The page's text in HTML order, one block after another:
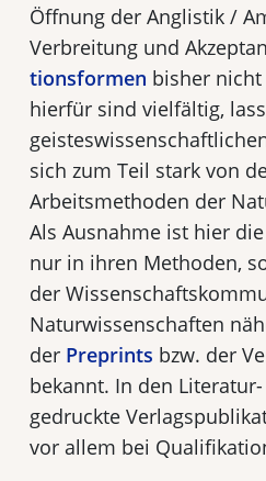
Öffnung der Anglistik /
Verbreitung und
tionsformen bisher
hierfür sind vielfältig,
sich zum Teil stark von
Arbeitsmethoden der
Als Ausnahme ist hier die
nur in ihren Methoden,
der
Naturwissenschaften
der Preprints bzw. der
be­kannt. In den
gedruckte
vor allem bei